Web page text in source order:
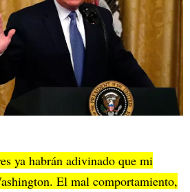
ya habrán adivinado que mi
El mal comportamiento,